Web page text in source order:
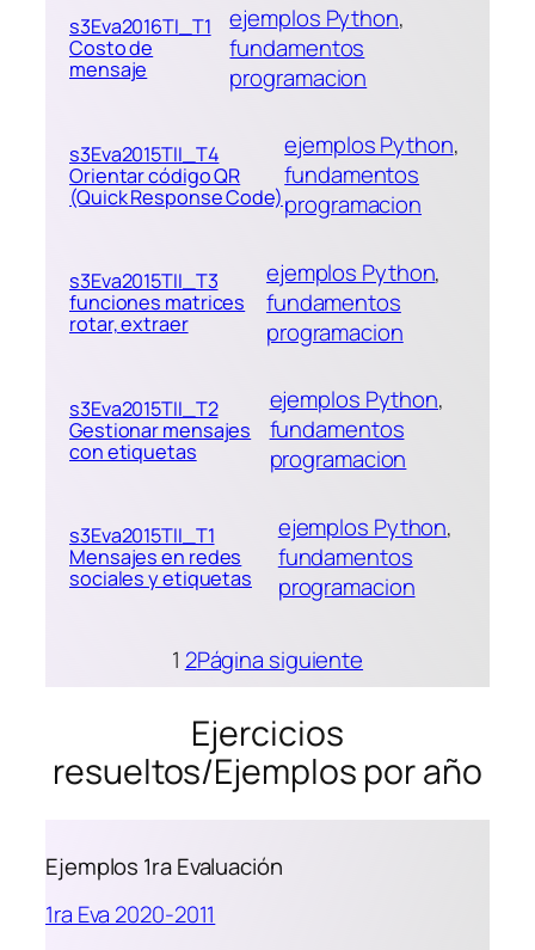
s3Eva2016TI_T1
Costo de
mensaje
ejemplos Python
fundamentos
programacion
s3Eva2015TII_T4
Orientar código QR
(Quick Response Code)
ejemplos Python
fundamentos
programacion
s3Eva2015TII_T3
funciones matrices
rotar, extraer
ejemplos Python
fundamentos
programacion
s3Eva2015TII_T2
Gestionar mensajes
con etiquetas
ejemplos Python
fundamentos
programacion
s3Eva2015TII_T1
Mensajes en redes
sociales y etiquetas
ejemplos Python
fundamentos
programacion
1 2Página siguiente
Ejercicios
resueltos/Ejemplos por año
Ejemplos 1ra Evaluación
1ra Eva 2020-2011